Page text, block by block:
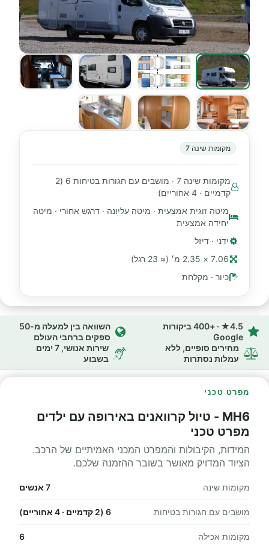
מקומות שינה 7
מקומות שינה 7 · מושבים עם חגורות בטיחות 6 (2
קדמיים · 4 אחוריים)
מיטה זוגית אמצעית · מיטה עליונה · דרגש אחורי · מיטה
יחידה אמצעית
ידני · דיזל
7.06 × 2.35 מ׳ (≈ 23 רגל)
כיור · מקלחת
4.5★ · +400 ביקורות
Google
השוואה בין למעלה מ-50
ספקים ברחבי העולם
מחירים סופיים, ללא
עמלות נסתרות
שירות אנושי, 7 ימים
בשבוע
מפרט טכני
MH6 - טיול קרוואנים באירופה עם ילדים
מפרט טכני
המידות, הקיבולות והמפרט המכני האמיתיים של הרכב.
הציוד המדויק מאושר בשובר ההזמנה שלכם.
מקומות שינה 7 אנשים
מושבים עם חגורות בטיחות 6 (2 קדמיים · 4 אחוריים)
מקומות אכילה 6